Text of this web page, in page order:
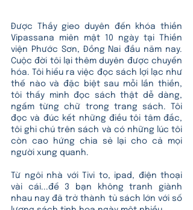
Được Thầy gieo duyên đến khóa thiền
Vipassana miên mật 10 ngày tại Thiền
viện Phước Sơn, Đồng Nai đầu năm nay.
Cuộc đời tôi lại thêm duyên được chuyển
hóa. Tôi hiểu ra việc đọc sách lợi lạc như
thế nào và đặc biệt sau mỗi lần thiền,
tôi thấy mình đọc sách thật dễ dàng,
ngấm từng chữ trong trang sách. Tôi
đọc và đúc kết những điều tôi tâm đắc,
tôi ghi chú trên sách và có những lúc tôi
còn cao hứng chia sẻ lại cho cả mọi
người xung quanh.
Từ ngôi nhà với Tivi to, ipad, điện thoại
vài cái...để 3 bạn không tranh giành
nhau nay đã trở thành tủ sách lớn với số